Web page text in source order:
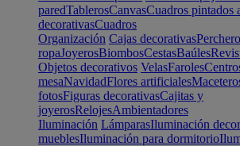
paredTablerosCanvasCuadros pintados
decorativasCuadros
Organización Cajas decorativas
ropaJoyerosBiombosCestasBaúles
Objetos decorativos VelasFaroles
mesaNavidadFlores artificiales
fotosFiguras decorativasCajitas y
joyerosRelojesAmbientadores
Iluminación LámparasIluminación
mueblesIluminación para dormitorio